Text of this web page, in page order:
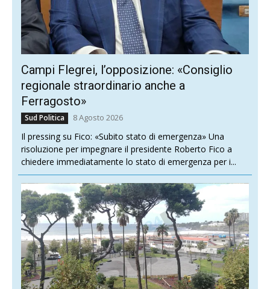
Campi Flegrei, l’opposizione: «Consiglio
regionale straordinario anche a
Ferragosto»
Sud Politica 8 Agosto 2026
Il pressing su Fico: «Subito stato di emergenza» Una
risoluzione per impegnare il presidente Roberto Fico a
chiedere immediatamente lo stato di emergenza per i...